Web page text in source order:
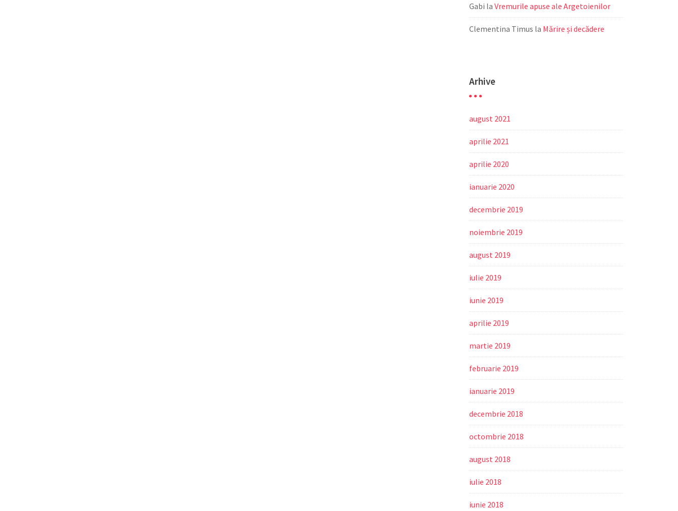
Gabi laVremurile apuse ale Argetoienilor
Clementina Timus la Mărire și decădere
Arhive
august 2021
aprilie 2021
aprilie 2020
ianuarie 2020
decembrie 2019
noiembrie 2019
august 2019
iulie 2019
iunie 2019
aprilie 2019
martie 2019
februarie 2019
ianuarie 2019
decembrie 2018
octombrie 2018
august 2018
iulie 2018
iunie 2018